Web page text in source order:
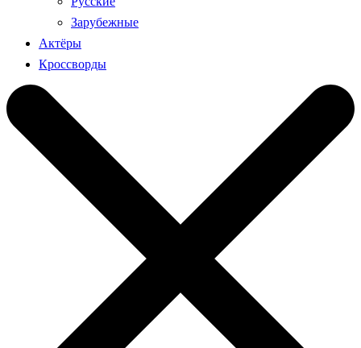
Зарубежные
Актёры
Кроссворды